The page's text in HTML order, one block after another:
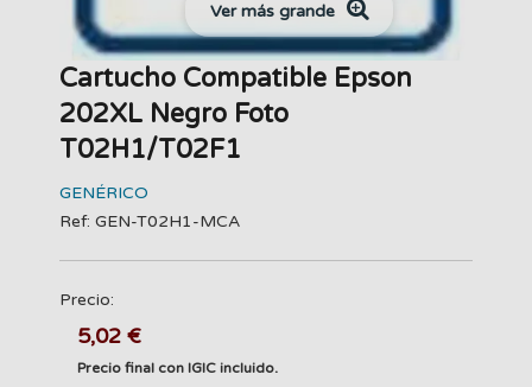
Ver más grande
Cartucho Compatible Epson
202XL Negro Foto
T02H1/T02F1
GENÉRICO
Ref: GEN-T02H1-MCA
Precio:
5,02 €
Precio final con IGIC incluido.